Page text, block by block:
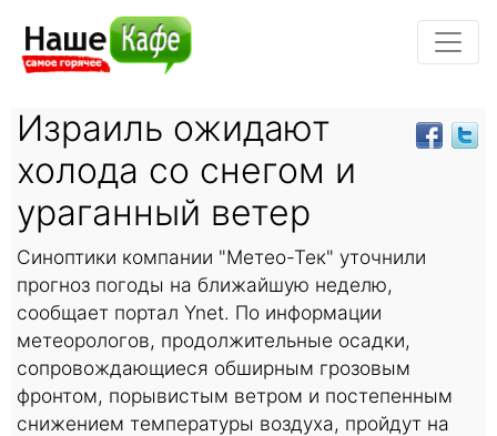
Израиль ожидают
холода со снегом и
ураганный ветер
Синоптики компании "Метео-Тек" уточнили
прогноз погоды на ближайшую неделю,
сообщает портал Ynet. По информации
метеорологов, продолжительные осадки,
сопровождающиеся обширным грозовым
фронтом, порывистым ветром и постепенным
снижением температуры воздуха, пройдут на